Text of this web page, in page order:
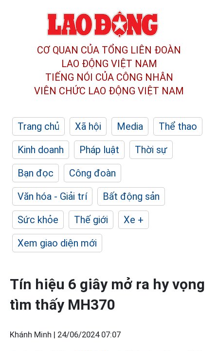
CƠ QUAN CỦA TỔNG LIÊN ĐOÀN
LAO ĐỘNG VIỆT NAM
TIẾNG NÓI CỦA CÔNG NHÂN
VIÊN CHỨC LAO ĐỘNG VIỆT NAM
Trang chủ Xã hội Media
Thể thao
Kinh doanh
Pháp luật
Thời sự
Bạn đọc
Công đoàn
Văn hóa - Giải trí
Bất động sản
Sức khỏe
Thế giới
Xe +
Xem giao diện mới
Tín hiệu 6 giây mở ra hy vọng
tìm thấy MH370
Khánh Minh | 24/06/2024 07:07